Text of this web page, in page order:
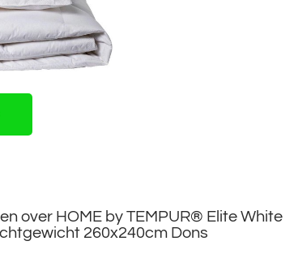
over HOME by TEMPUR® Elite White
260x240cm Dons